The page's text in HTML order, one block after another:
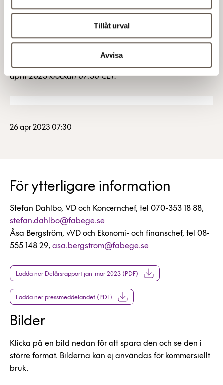
Tillåt urval
Avvisa
Denna information är sådan information som Fabege AB
marknadsmissbruksförordning (596/2014).
Informationen lämnades, genom ovanstående
april 2023 klockan 07:30 CET.
26 apr 2023 07:30
För ytterligare information
Stefan Dahlbo, VD och Koncernchef, tel 070-353 18 88,
stefan.dahlbo@fabege.se
Åsa Bergström, vVD och Ekonomi- och finanschef, tel 08-
555 148 29, asa.bergstrom@fabege.se
Ladda ner Delårsrapport jan-mar 2023 (PDF)
Ladda ner pressmeddelandet (PDF)
Bilder
Klicka på en bild nedan för att spara den och se den i
större format. Bilderna kan ej användas för kommersiellt
bruk.